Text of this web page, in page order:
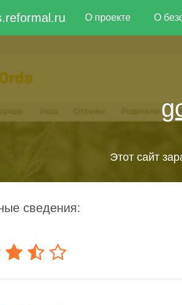
О проекте О
Этот сайт
сведения: